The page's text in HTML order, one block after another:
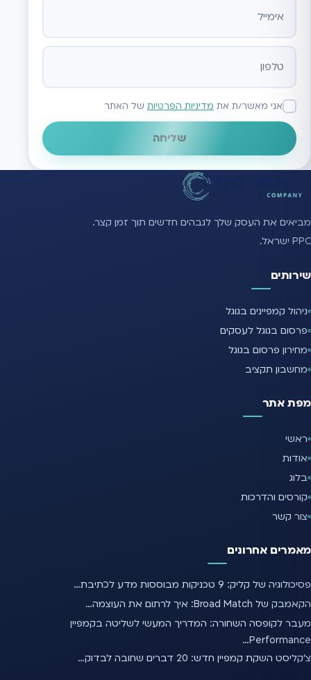
אני מאשר/ת את מדיניות הפרטיות של האתר
שליחה
מביאים את העסק שלך לגבהים חדשים תוך זמן קצר.
PPC ישראל.
שירותים
ניהול קמפיינים בגוגל
פרסום בגוגל לעסקים
מחירון פרסום בגוגל
מחשבון תקציב
מפת אתר
ראשי
אודות
בלוג
קורסים והדרכות
צור קשר
מאמרים אחרונים
פסיכולוגיה של קליק: 9 טכניקות מבוססות מדע לכתיבת…
הקאמבק של Broad Match: איך לרתום את העוצמה…
מעבר לקופסה השחורה: המדריך המעשי לשליטה בקמפיין
Performance…
צ'קליסט השקת קמפיין חדש: 20 דברים שחובה לבדוק…